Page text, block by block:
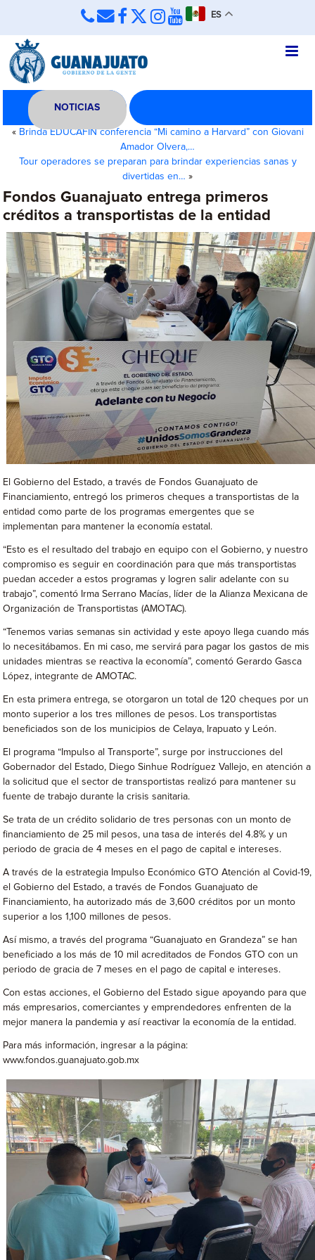
ES
NOTICIAS
« Brinda EDUCAFIN conferencia “Mi camino a Harvard” con Giovani
Amador Olvera,…
Tour operadores se preparan para brindar experiencias sanas y
divertidas en… »
Fondos Guanajuato entrega primeros
créditos a transportistas de la entidad
El Gobierno del Estado, a través de Fondos Guanajuato de
Financiamiento, entregó los primeros cheques a transportistas de la
entidad como parte de los programas emergentes que se
implementan para mantener la economía estatal.
“Esto es el resultado del trabajo en equipo con el Gobierno, y nuestro
compromiso es seguir en coordinación para que más transportistas
puedan acceder a estos programas y logren salir adelante con su
trabajo”, comentó Irma Serrano Macías, líder de la Alianza Mexicana de
Organización de Transportistas (AMOTAC).
“Tenemos varias semanas sin actividad y este apoyo llega cuando más
lo necesitábamos. En mi caso, me servirá para pagar los gastos de mis
unidades mientras se reactiva la economía”, comentó Gerardo Gasca
López, integrante de AMOTAC.
En esta primera entrega, se otorgaron un total de 120 cheques por un
monto superior a los tres millones de pesos. Los transportistas
beneficiados son de los municipios de Celaya, Irapuato y León.
El programa “Impulso al Transporte”, surge por instrucciones del
Gobernador del Estado, Diego Sinhue Rodríguez Vallejo, en atención a
la solicitud que el sector de transportistas realizó para mantener su
fuente de trabajo durante la crisis sanitaria.
Se trata de un crédito solidario de tres personas con un monto de
financiamiento de 25 mil pesos, una tasa de interés del 4.8% y un
periodo de gracia de 4 meses en el pago de capital e intereses.
A través de la estrategia Impulso Económico GTO Atención al Covid-19,
el Gobierno del Estado, a través de Fondos Guanajuato de
Financiamiento, ha autorizado más de 3,600 créditos por un monto
superior a los 1,100 millones de pesos.
Así mismo, a través del programa “Guanajuato en Grandeza” se han
beneficiado a los más de 10 mil acreditados de Fondos GTO con un
periodo de gracia de 7 meses en el pago de capital e intereses.
Con estas acciones, el Gobierno del Estado sigue apoyando para que
más empresarios, comerciantes y emprendedores enfrenten de la
mejor manera la pandemia y así reactivar la economía de la entidad.
Para más información, ingresar a la página:
www.fondos.guanajuato.gob.mx